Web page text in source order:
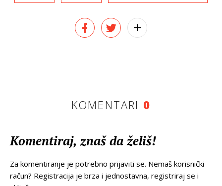
KOMENTARI 0
Komentiraj, znaš da želiš!
Za komentiranje je potrebno prijaviti se. Nemaš korisnički
račun? Registracija je brza i jednostavna, registriraj se i